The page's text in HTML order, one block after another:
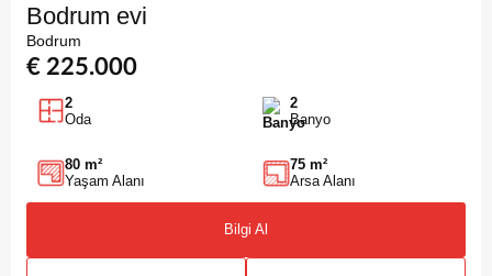
Bodrum evi
Bodrum
€ 225.000
2
Oda
2
Banyo
80 m²
Yaşam Alanı
75 m²
Arsa Alanı
Bilgi Al